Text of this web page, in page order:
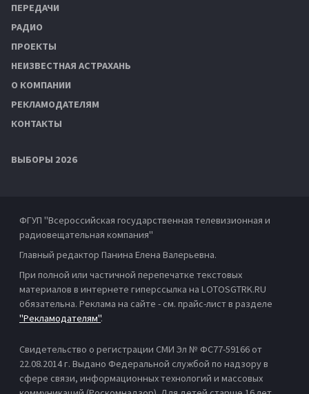
ПЕРЕДАЧИ
РАДИО
ПРОЕКТЫ
НЕИЗВЕСТНАЯ АСТРАХАНЬ
О КОМПАНИИ
РЕКЛАМОДАТЕЛЯМ
КОНТАКТЫ
ВЫБОРЫ 2026
ФГУП "Всероссийская государственная телевизионная и
радиовещательная компания"
Главный редактор Панина Елена Валерьевна.
При полной или частичной перепечатке текстовых
материалов в интернете гиперссылка на LOTOSGTRK.RU
обязательна. Реклама на сайте - см. прайс-лист в разделе
"Рекламодателям".
Свидетельство о регистрации СМИ Эл № ФС77-59166 от
22.08.2014 г. Выдано Федеральной службой по надзору в
сфере связи, информационных технологий и массовых